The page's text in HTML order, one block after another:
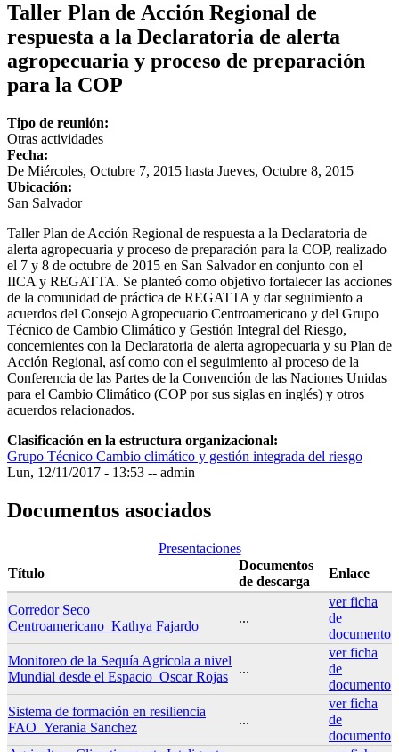
Taller Plan de Acción Regional de
respuesta a la Declaratoria de alerta
agropecuaria y proceso de preparación
para la COP
Tipo de reunión:
Otras actividades
Fecha:
De Miércoles, Octubre 7, 2015 hasta Jueves, Octubre 8, 2015
Ubicación:
San Salvador
Taller Plan de Acción Regional de respuesta a la Declaratoria de
alerta agropecuaria y proceso de preparación para la COP, realizado
el 7 y 8 de octubre de 2015 en San Salvador en conjunto con el
IICA y REGATTA. Se planteó como objetivo fortalecer las acciones
de la comunidad de práctica de REGATTA y dar seguimiento a
acuerdos del Consejo Agropecuario Centroamericano y del Grupo
Técnico de Cambio Climático y Gestión Integral del Riesgo,
concernientes con la Declaratoria de alerta agropecuaria y su Plan de
Acción Regional, así como con el seguimiento al proceso de la
Conferencia de las Partes de la Convención de las Naciones Unidas
para el Cambio Climático (COP por sus siglas en inglés) y otros
acuerdos relacionados.
Clasificación en la estructura organizacional:
Grupo Técnico Cambio climático y gestión integrada del riesgo
Lun, 12/11/2017 - 13:53 -- admin
Documentos asociados
Presentaciones
Título
Documentos
de descarga
Enlace
Corredor Seco
Centroamericano_Kathya Fajardo
...
ver ficha
de
documento
Monitoreo de la Sequía Agrícola a nivel
Mundial desde el Espacio_Oscar Rojas
...
ver ficha
de
documento
Sistema de formación en resiliencia
FAO_Yerania Sanchez
...
ver ficha
de
documento